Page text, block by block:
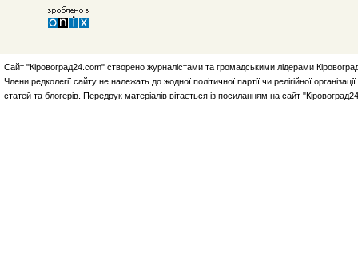
Сайт "Кіровоград24.com" створено журналістами та громадськими лідерами
Члени редколегії сайту не належать до жодної політичної партії чи релігійної
статей та блогерів. Передрук матеріалів вітається із посиланням на сайт